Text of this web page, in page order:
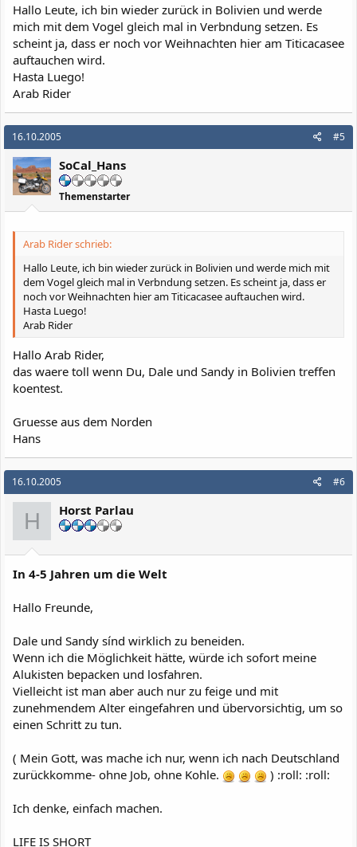
Hallo Leute, ich bin wieder zurück in Bolivien und werde
mich mit dem Vogel gleich mal in Verbndung setzen. Es
scheint ja, dass er noch vor Weihnachten hier am Titicacasee
auftauchen wird.
Hasta Luego!
Arab Rider
16.10.2005 #5
SoCal_Hans
Themenstarter
Arab Rider schrieb:
Hallo Leute, ich bin wieder zurück in Bolivien und werde mich mit
dem Vogel gleich mal in Verbndung setzen. Es scheint ja, dass er
noch vor Weihnachten hier am Titicacasee auftauchen wird.
Hasta Luego!
Arab Rider
Hallo Arab Rider,
das waere toll wenn Du, Dale und Sandy in Bolivien treffen
koentest.
Gruesse aus dem Norden
Hans
16.10.2005 #6
H Horst Parlau
In 4-5 Jahren um die Welt
Hallo Freunde,
Dale und Sandy sínd wirklich zu beneiden.
Wenn ich die Möglichkeit hätte, würde ich sofort meine
Alukisten bepacken und losfahren.
Vielleicht ist man aber auch nur zu feige und mit
zunehmendem Alter eingefahren und übervorsichtig, um so
einen Schritt zu tun.
( Mein Gott, was mache ich nur, wenn ich nach Deutschland
zurückkomme- ohne Job, ohne Kohle.
) :roll: :roll:
Ich denke, einfach machen.
LIFE IS SHORT